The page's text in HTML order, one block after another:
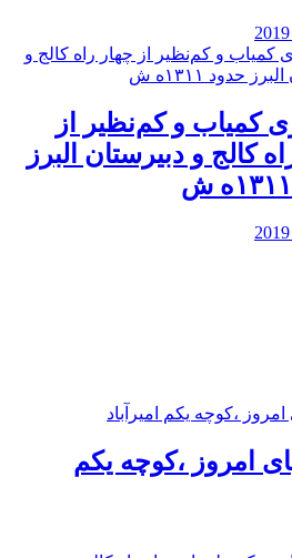
کمیاب و کم‌نظیر از
كالج و دبيرستان البرز
امروز ،کوچه یکم